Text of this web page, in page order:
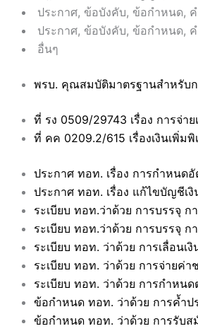
ประกาศ, ข้อบังคับ, ข้อกำหนด,
ประกาศ, ข้อบังคับ, ข้อกำหนด,
อื่นๆ
พรบ. คุณสมบัติมาตรฐานสำหรับ
ที่ รง 0509/29743 เรื่อง การจ่า
ที่ คค 0209.2/615 เรื่องเงินเพิ่ม
ประกาศ ทอท. เรื่อง การกำหนด
ประกาศ ทอท. เรื่อง แก้ไขบัญชีเ
ระเบียบ ทอท.ว่าด้วย การบรรจุ
ระเบียบ ทอท.ว่าด้วย การบรรจุ
ระเบียบ ทอท. ว่าด้วย การเลื่อน
ระเบียบ ทอท. ว่าด้วย การจ่ายค่า
ระเบียบ ทอท. ว่าด้วย การกำหน
ข้อกำหนด ทอท. ว่าด้วย การค้ำป
ข้อกำหนด ทอท. ว่าด้วย การรับส